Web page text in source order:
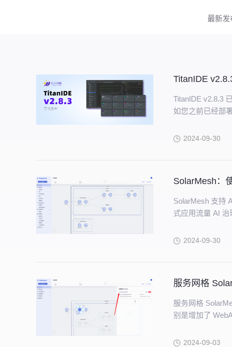
最新发
TitanIDE
TitanIDE v2.8.3
如您之前已经部
2024-09-30
SolarMesh：
SolarMesh 支持
式应用流量 AI 治
2024-09-30
服务网格
服务网格
别是增加了
2024-09-03